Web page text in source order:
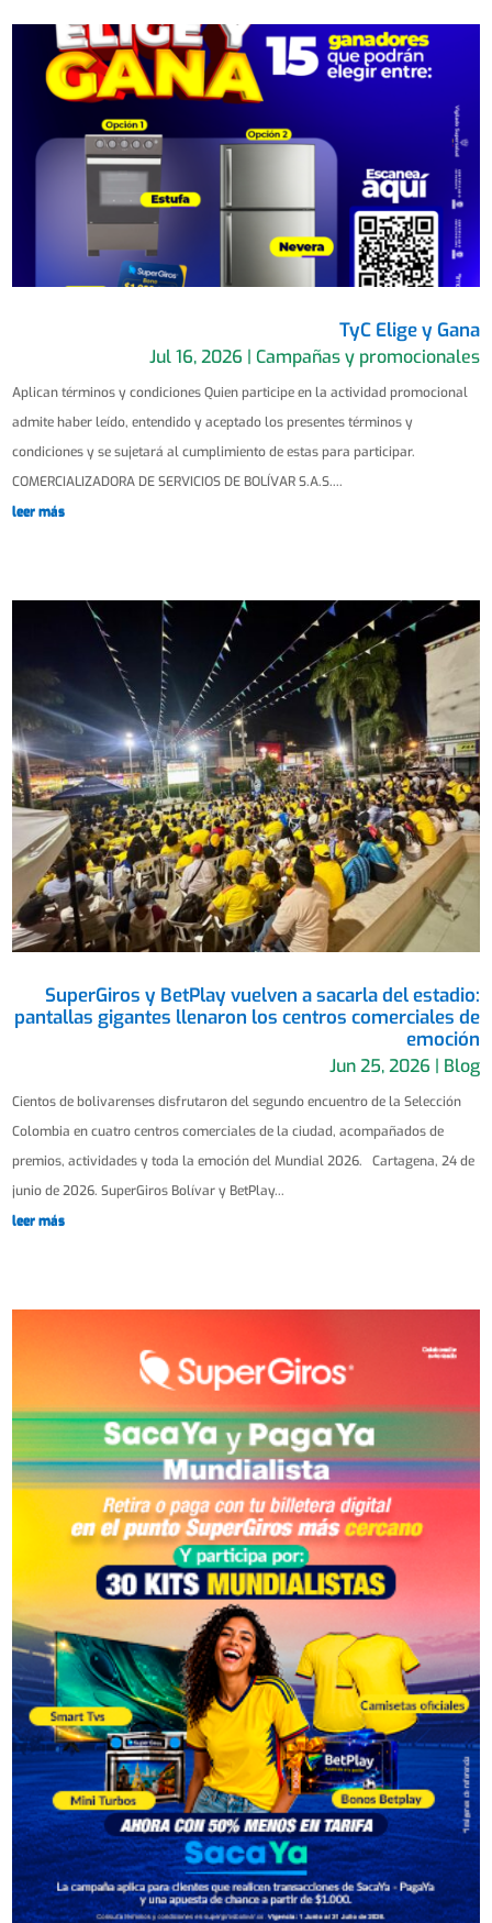
TyC Elige y Gana
Jul 16, 2026 | Campañas y promocionales
Aplican términos y condiciones Quien participe en la actividad promocional
admite haber leído, entendido y aceptado los presentes términos y
condiciones y se sujetará al cumplimiento de estas para participar.
COMERCIALIZADORA DE SERVICIOS DE BOLÍVAR S.A.S....
leer más
SuperGiros y BetPlay vuelven a sacarla del estadio:
pantallas gigantes llenaron los centros comerciales de
emoción
Jun 25, 2026 | Blog
Cientos de bolivarenses disfrutaron del segundo encuentro de la Selección
Colombia en cuatro centros comerciales de la ciudad, acompañados de
premios, actividades y toda la emoción del Mundial 2026. Cartagena, 24 de
junio de 2026. SuperGiros Bolívar y BetPlay...
leer más